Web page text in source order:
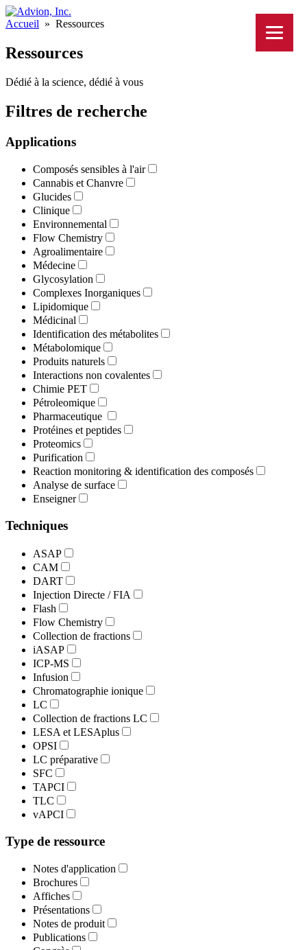
Accueil » Ressources
Ressources
Dédié à la science, dédié à vous
Filtres de recherche
Applications
Composés sensibles à l'air
Cannabis et Chanvre
Glucides
Clinique
Environnemental
Flow Chemistry
Agroalimentaire
Médecine
Glycosylation
Complexes Inorganiques
Lipidomique
Médicinal
Identification des métabolites
Métabolomique
Produits naturels
Interactions non covalentes
Chimie PET
Pétroleomique
Pharmaceutique
Protéines et peptides
Proteomics
Purification
Reaction monitoring & identification des composés
Analyse de surface
Enseigner
Techniques
ASAP
CAM
DART
Injection Directe / FIA
Flash
Flow Chemistry
Collection de fractions
iASAP
ICP-MS
Infusion
Chromatographie ionique
LC
Collection de fractions LC
LESA et LESAplus
OPSI
LC préparative
SFC
TAPCI
TLC
vAPCI
Type de ressource
Notes d'application
Brochures
Affiches
Présentations
Notes de produit
Publications